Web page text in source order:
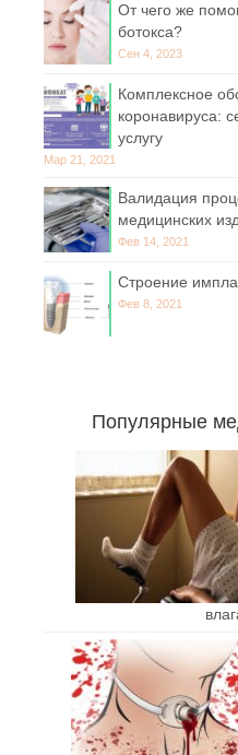
От чего же
ботокса?
Сен 4, 2023
Комплексное
коронавируса:
услугу
Мар 21, 2021
Валидация
медицинских
Фев 14, 2021
Строение
Фев 8, 2021
Популярные